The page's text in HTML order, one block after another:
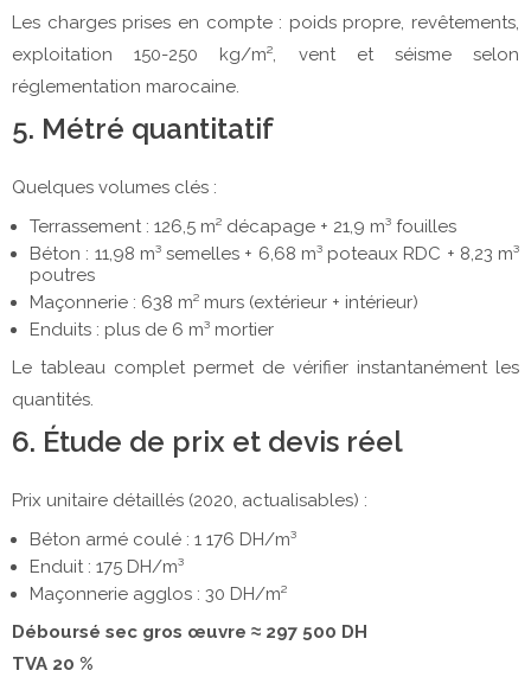
Les charges prises en compte : poids propre, revêtements,
exploitation 150-250 kg/m², vent et séisme selon
réglementation marocaine.
5. Métré quantitatif
Quelques volumes clés :
Terrassement : 126,5 m² décapage + 21,9 m³ fouilles
Béton : 11,98 m³ semelles + 6,68 m³ poteaux RDC + 8,23 m³
poutres
Maçonnerie : 638 m² murs (extérieur + intérieur)
Enduits : plus de 6 m³ mortier
Le tableau complet permet de vérifier instantanément les
quantités.
6. Étude de prix et devis réel
Prix unitaire détaillés (2020, actualisables) :
Béton armé coulé : 1 176 DH/m³
Enduit : 175 DH/m³
Maçonnerie agglos : 30 DH/m²
Déboursé sec gros œuvre ≈ 297 500 DH
TVA 20 %